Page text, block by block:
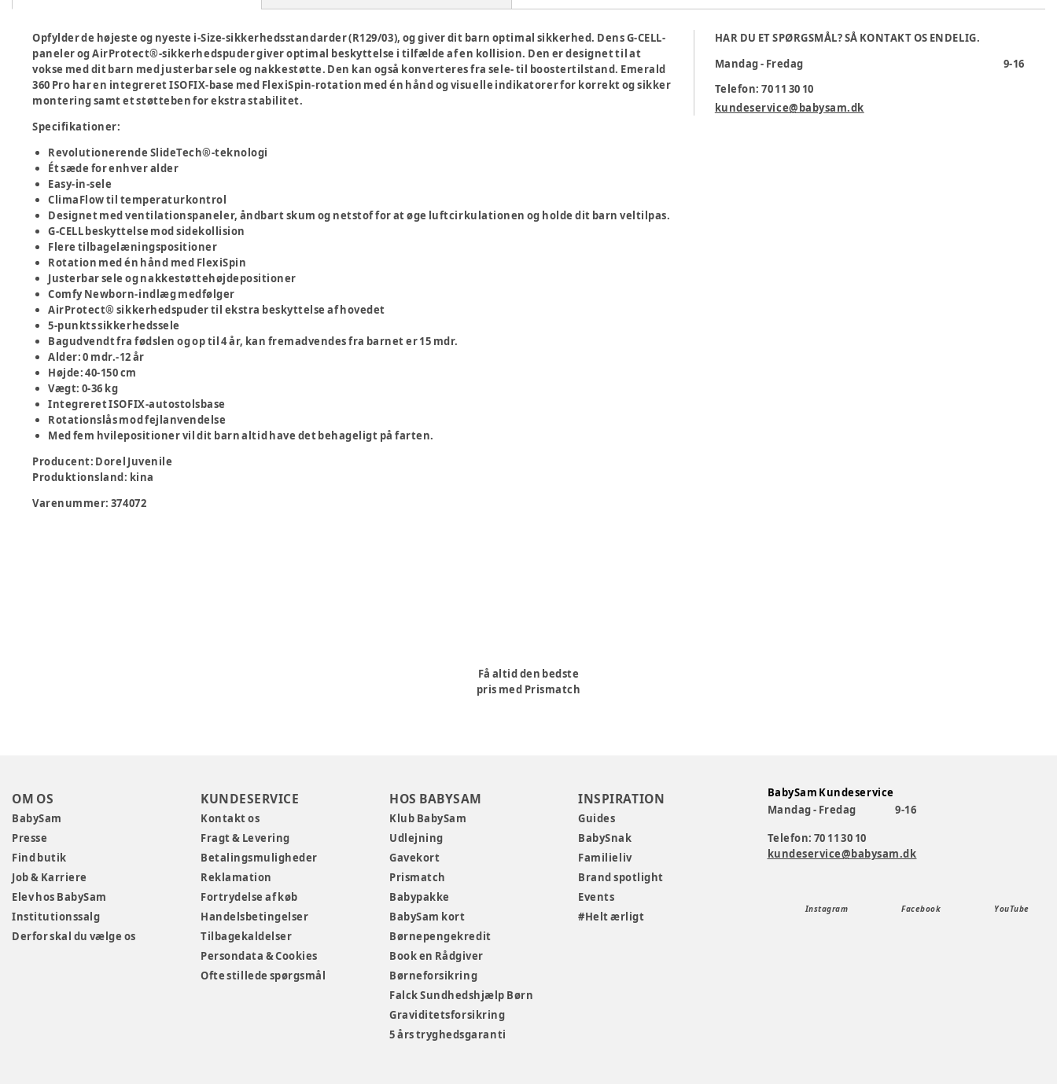
Opfylder de højeste og nyeste i-Size-sikkerhedsstandarder (R129/03), og giver dit barn optimal sikkerhed. Dens G-CELL-
paneler og AirProtect®-sikkerhedspuder giver optimal beskyttelse i tilfælde af en kollision. Den er designet til at
vokse med dit barn med justerbar sele og nakkestøtte. Den kan også konverteres fra sele- til boostertilstand. Emerald
360 Pro har en integreret ISOFIX-base med FlexiSpin-rotation med én hånd og visuelle indikatorer for korrekt og sikker
montering samt et støtteben for ekstra stabilitet.
Specifikationer:
Revolutionerende SlideTech®-teknologi
Ét sæde for enhver alder
Easy-in-sele
ClimaFlow til temperaturkontrol
Designet med ventilationspaneler, åndbart skum og netstof for at øge luftcirkulationen og holde dit barn veltilpas.
G-CELL beskyttelse mod sidekollision
Flere tilbagelæningspositioner
Rotation med én hånd med FlexiSpin
Justerbar sele og nakkestøttehøjdepositioner
Comfy Newborn-indlæg medfølger
AirProtect® sikkerhedspuder til ekstra beskyttelse af hovedet
5-punkts sikkerhedssele
Bagudvendt fra fødslen og op til 4 år, kan fremadvendes fra barnet er 15 mdr.
Alder: 0 mdr.-12 år
Højde: 40-150 cm
Vægt: 0-36 kg
Integreret ISOFIX-autostolsbase
Rotationslås mod fejlanvendelse
Med fem hvilepositioner vil dit barn altid have det behageligt på farten.
Producent: Dorel Juvenile
Produktionsland: kina
Varenummer: 374072
HAR DU ET SPØRGSMÅL? SÅ KONTAKT OS ENDELIG.
Mandag - Fredag
9-16
Telefon: 70 11 30 10
kundeservice@babysam.dk
Få altid den bedste
pris med Prismatch
OM OS
BabySam
Presse
Find butik
Job & Karriere
Elev hos BabySam
Institutionssalg
Derfor skal du vælge os
KUNDESERVICE
Kontakt os
Fragt & Levering
Betalingsmuligheder
Reklamation
Fortrydelse af køb
Handelsbetingelser
Tilbagekaldelser
Persondata & Cookies
Ofte stillede spørgsmål
HOS BABYSAM
Klub BabySam
Udlejning
Gavekort
Prismatch
Babypakke
BabySam kort
Børnepengekredit
Book en Rådgiver
Børneforsikring
Falck Sundhedshjælp Børn
Graviditetsforsikring
5 års tryghedsgaranti
INSPIRATION
Guides
BabySnak
Familieliv
Brand spotlight
Events
#Helt ærligt
BabySam Kundeservice
Mandag - Fredag
9-16
Telefon: 70 11 30 10
kundeservice@babysam.dk
Instagram Facebook YouTube